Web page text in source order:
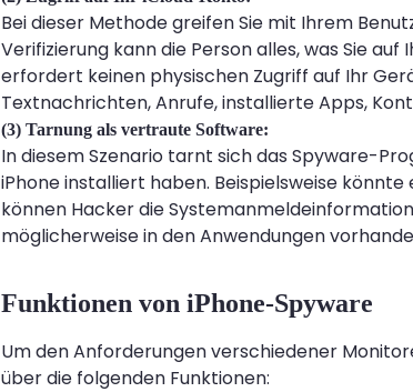
Bei dieser Methode greifen Sie mit Ihrem
Verifizierung kann die Person alles, was Sie
erfordert keinen physischen Zugriff auf Ihr
Textnachrichten, Anrufe, installierte Apps,
(3) Tarnung als vertraute Software:
In diesem Szenario tarnt sich das Spyware-
iPhone installiert haben. Beispielsweise
können Hacker die
möglicherweise in den Anwendungen
Funktionen von iPhone-Spyware
Um den Anforderungen verschiedener
über die folgenden Funktionen: